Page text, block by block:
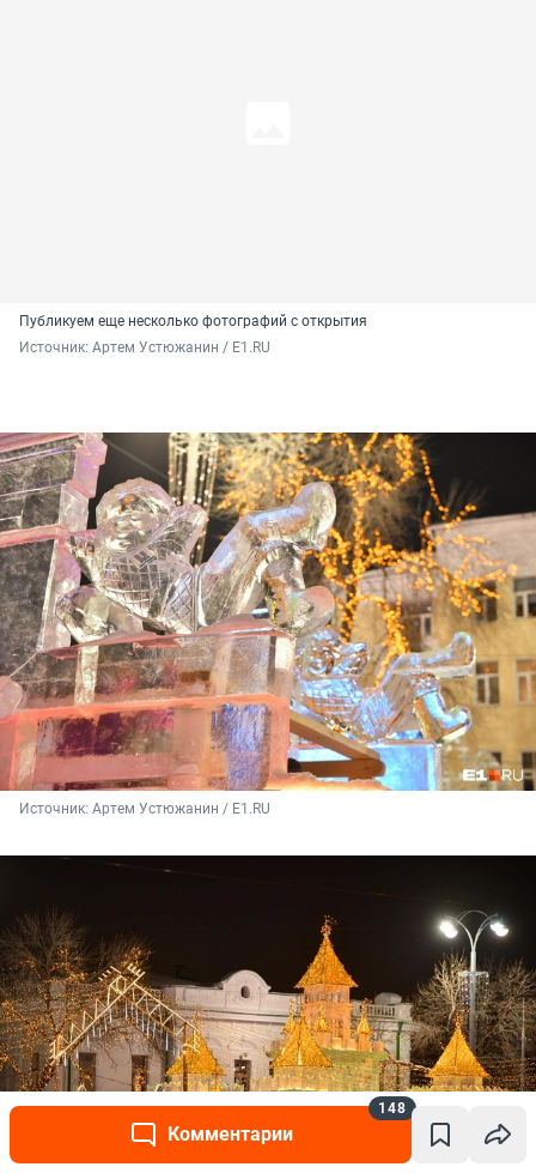
Комментарии
148
Публикуем еще несколько фотографий с открытия
Источник: Артем Устюжанин / E1.RU
Источник: Артем Устюжанин / E1.RU